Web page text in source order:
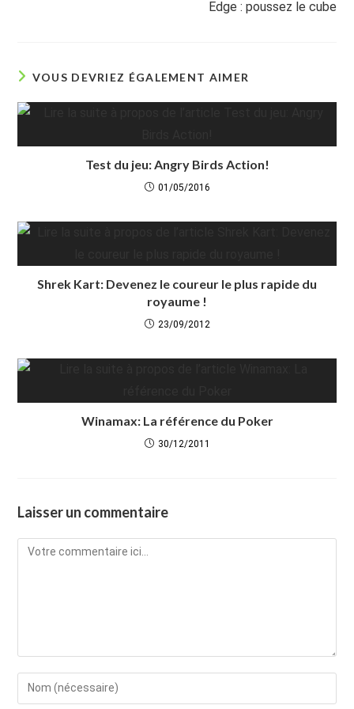
Edge : poussez le cube
VOUS DEVRIEZ ÉGALEMENT AIMER
Test du jeu: Angry Birds Action!
01/05/2016
Shrek Kart: Devenez le coureur le plus rapide du
royaume !
23/09/2012
Winamax: La référence du Poker
30/12/2011
Laisser un commentaire
Comment
Enter
your